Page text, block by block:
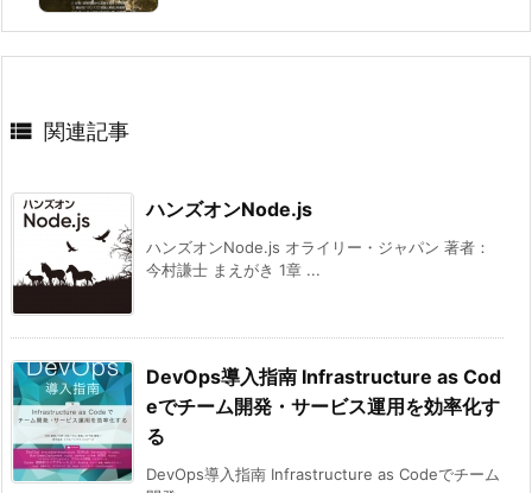
 関連記事
ハンズオンNode.js
ハンズオンNode.js オライリー・ジャパン 著者：
今村謙士 まえがき 1章 ...
DevOps導入指南 Infrastructure as Cod
eでチーム開発・サービス運用を効率化す
る
DevOps導入指南 Infrastructure as Codeでチーム